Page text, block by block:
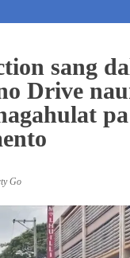
sang
Drive
Go